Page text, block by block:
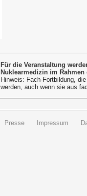
Für die Veranstaltung
Nuklearmedizin im
Hinweis: Fach-Fortbildung,
werden, auch wenn sie aus
Presse Impressum